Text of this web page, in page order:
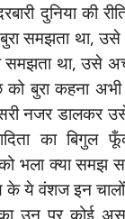
दुनिया की
समझता था,
समझता था, उसे
बुरा कहना
नजर डालकर
का बिगुल
भला क्या समझ
के ये वंशज इन
उन पर कोई